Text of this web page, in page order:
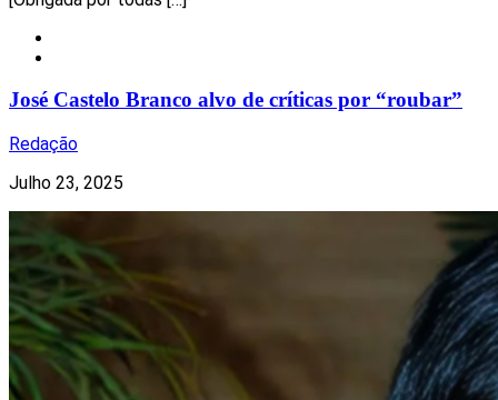
José Castelo Branco alvo de críticas por “roubar”
Redação
Julho 23, 2025